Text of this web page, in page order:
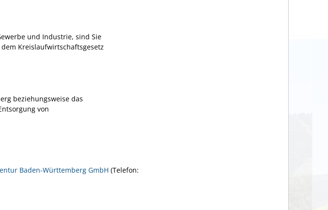
und Industrie, sind Sie
Kreislaufwirtschaftsgesetz
beziehungsweise das
von
Baden-Württemberg GmbH (Telefon: